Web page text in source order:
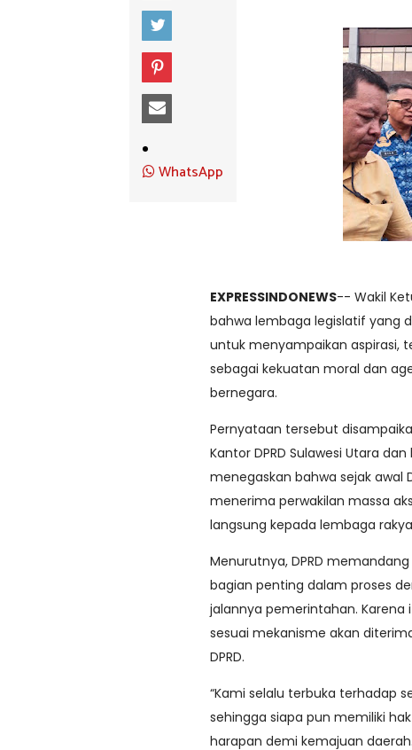
WhatsApp
EXPRESSINDONEWS-- Wakil
bahwa lembaga legislatif yang
untuk menyampaikan aspirasi,
sebagai kekuatan moral dan
bernegara.
Pernyataan tersebut
Kantor DPRD Sulawesi Utara
menegaskan bahwa sejak awal
menerima perwakilan massa
langsung kepada lembaga
Menurutnya, DPRD
bagian penting dalam proses
jalannya pemerintahan. Karena
sesuai mekanisme akan
DPRD.
“Kami selalu terbuka terhadap
sehingga siapa pun memiliki
harapan demi kemajuan